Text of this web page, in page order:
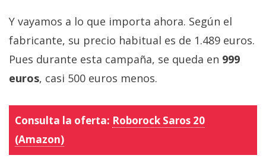
Y vayamos a lo que importa ahora. Según el
fabricante, su precio habitual es de 1.489 euros.
Pues durante esta campaña, se queda en 999
euros, casi 500 euros menos.
Consulta la oferta: Roborock Saros 20
(Amazon)